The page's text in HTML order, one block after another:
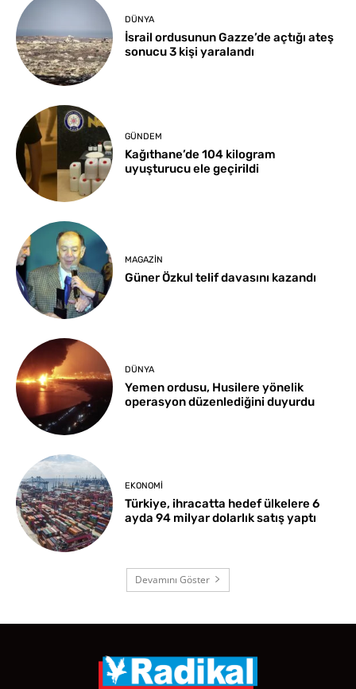
DÜNYA
İsrail ordusunun Gazze’de açtığı ateş
sonucu 3 kişi yaralandı
GÜNDEM
Kağıthane’de 104 kilogram
uyuşturucu ele geçirildi
MAGAZIN
Güner Özkul telif davasını kazandı
DÜNYA
Yemen ordusu, Husilere yönelik
operasyon düzenlediğini duyurdu
EKONOMI
Türkiye, ihracatta hedef ülkelere 6
ayda 94 milyar dolarlık satış yaptı
Devamını Göster